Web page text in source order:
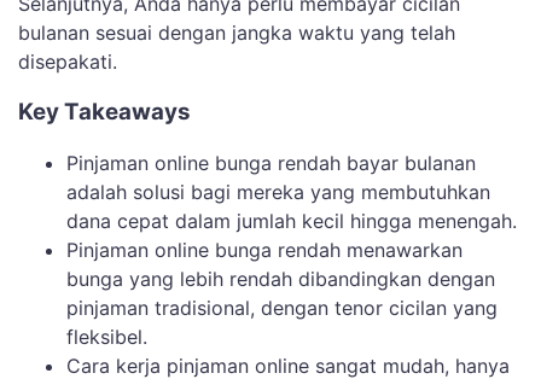
bulanan sesuai dengan jangka waktu yang telah
disepakati.
Key Takeaways
Pinjaman online bunga rendah bayar bulanan
adalah solusi bagi mereka yang membutuhkan
dana cepat dalam jumlah kecil hingga menengah.
Pinjaman online bunga rendah menawarkan
bunga yang lebih rendah dibandingkan dengan
pinjaman tradisional, dengan tenor cicilan yang
fleksibel.
Cara kerja pinjaman online sangat mudah, hanya